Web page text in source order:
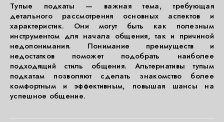
Тупые подкаты — важная тема, требующая
детального рассмотрения основных аспектов и
характеристик. Они могут быть как полезным
инструментом для начала общения, так и причиной
недопонимания. Понимание преимуществ и
недостатков поможет подобрать наиболее
подходящий стиль общения. Альтернативы тупым
подкатам позволяют сделать знакомство более
комфортным и эффективным, повышая шансы на
успешное общение.